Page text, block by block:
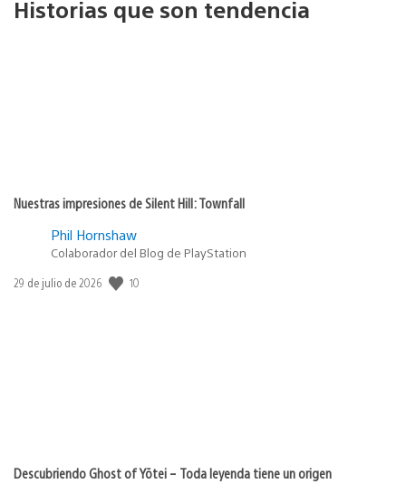
Historias que son tendencia
Nuestras impresiones de Silent Hill: Townfall
Phil Hornshaw
Colaborador del Blog de PlayStation
Fecha
29 de julio de 2026 10
Descubriendo Ghost of Yōtei – Toda leyenda tiene un origen